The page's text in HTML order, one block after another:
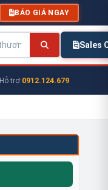
BÁO GIÁ NGAY
Sales
Hỗ trợ:0912.124.679